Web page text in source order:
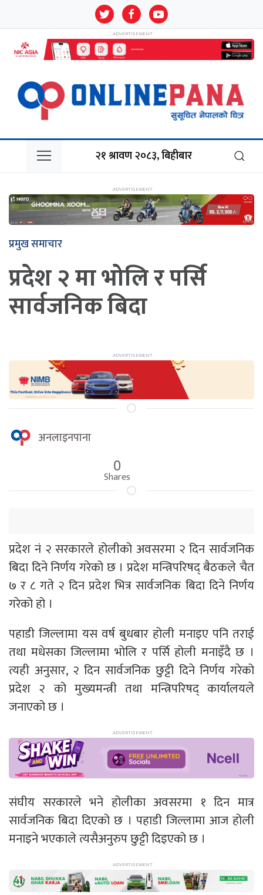
२१ श्रावण २०८३, बिहीबार
प्रमुख समाचार
प्रदेश २ मा भोलि र पर्सि
सार्वजनिक बिदा
अनलाइनपाना
0
Shares
प्रदेश नं २ सरकारले होलीको अवसरमा २ दिन सार्वजनिक
बिदा दिने निर्णय गरेको छ । प्रदेश मन्त्रिपरिषद् बैठकले चैत
७ र ८ गते २ दिन प्रदेश भित्र सार्वजनिक बिदा दिने निर्णय
गरेको हो ।
पहाडी जिल्लामा यस वर्ष बुधबार होली मनाइए पनि तराई
तथा मधेसका जिल्लामा भोलि र पर्सि होली मनाइँदै छ ।
त्यही अनुसार, २ दिन सार्वजनिक छुट्टी दिने निर्णय गरेको
प्रदेश २ को मुख्यमन्त्री तथा मन्त्रिपरिषद् कार्यालयले
जनाएको छ ।
संघीय सरकारले भने होलीका अवसरमा १ दिन मात्र
सार्वजनिक बिदा दिएको छ । पहाडी जिल्लामा आज होली
मनाइने भएकाले त्यसैअनुरुप छुट्टी दिइएको छ ।